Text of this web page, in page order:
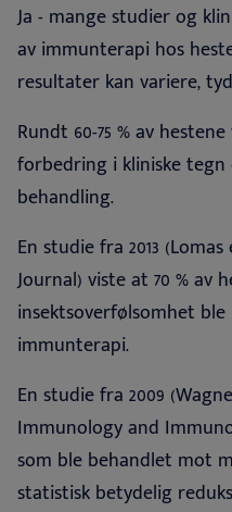
Ja - mange studier og
av immunterapi hos
resultater kan variere,
Rundt 60-75 % av
forbedring i kliniske tegn
behandling.
En studie fra 2013
Journal) viste at 70 % av
insektsoverfølsomhet
immunterapi.
En studie fra 2009
Immunology and
som ble behandlet mot
statistisk betydelig